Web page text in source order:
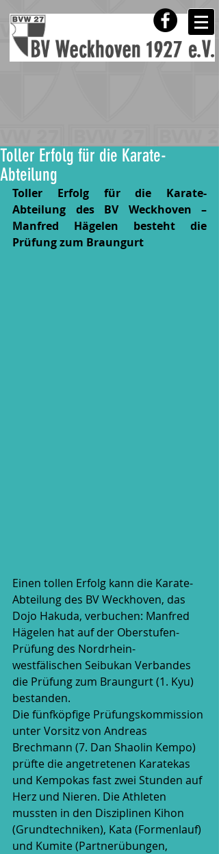
Toller Erfolg für die Karate-
Abteilung
Toller Erfolg für die Karate-
Abteilung des BV Weckhoven –
Manfred Hägelen besteht die
Prüfung zum Braungurt
Einen tollen Erfolg kann die Karate-
Abteilung des BV Weckhoven, das
Dojo Hakuda, verbuchen: Manfred
Hägelen hat auf der Oberstufen-
Prüfung des Nordrhein-
westfälischen Seibukan Verbandes
die Prüfung zum Braungurt (1. Kyu)
bestanden.
Die fünfköpfige Prüfungskommission
unter Vorsitz von Andreas
Brechmann (7. Dan Shaolin Kempo)
prüfte die angetretenen Karatekas
und Kempokas fast zwei Stunden auf
Herz und Nieren. Die Athleten
mussten in den Disziplinen Kihon
(Grundtechniken), Kata (Formenlauf)
und Kumite (Partnerübungen,